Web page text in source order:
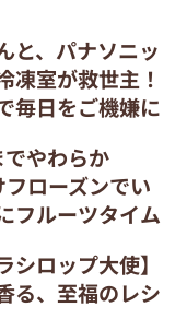
と、パナソニッ
凍室が救世主！
毎日をご機嫌に
やわらか
ローズンでい
フルーツタイム
シロップ大使】
る、至福のレシ